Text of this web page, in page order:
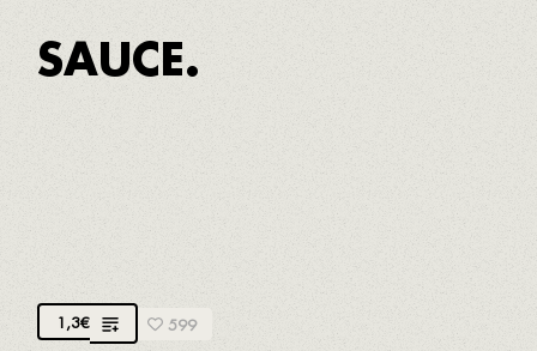
SAUCE.
amandes, tomates, ñora (poivron rouge séché),
1,3€ 599